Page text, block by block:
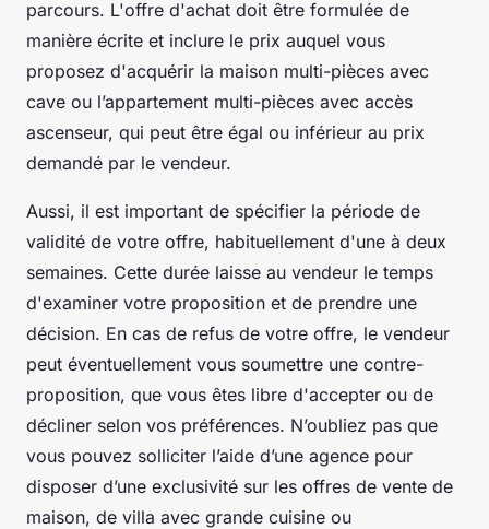
parcours. L'offre d'achat doit être formulée de
manière écrite et inclure le prix auquel vous
proposez d'acquérir la maison multi-pièces avec
cave ou l’appartement multi-pièces avec accès
ascenseur, qui peut être égal ou inférieur au prix
demandé par le vendeur.
Aussi, il est important de spécifier la période de
validité de votre offre, habituellement d'une à deux
semaines. Cette durée laisse au vendeur le temps
d'examiner votre proposition et de prendre une
décision. En cas de refus de votre offre, le vendeur
peut éventuellement vous soumettre une contre-
proposition, que vous êtes libre d'accepter ou de
décliner selon vos préférences. N’oubliez pas que
vous pouvez solliciter l’aide d’une agence pour
disposer d’une exclusivité sur les offres de vente de
maison, de villa avec grande cuisine ou